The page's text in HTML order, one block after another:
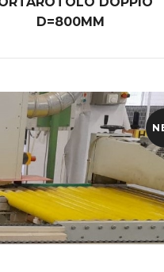
D=800MM